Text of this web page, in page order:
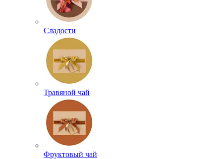
Сладости
Травяной чай
Фруктовый чай